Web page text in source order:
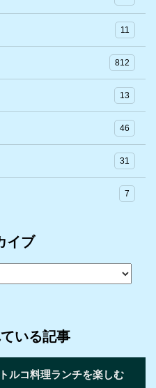
11
812
13
46
31
7
イブ
いる記事